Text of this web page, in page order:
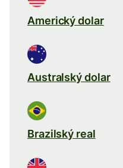
Americký dolar
Australský dolar
Brazilský real